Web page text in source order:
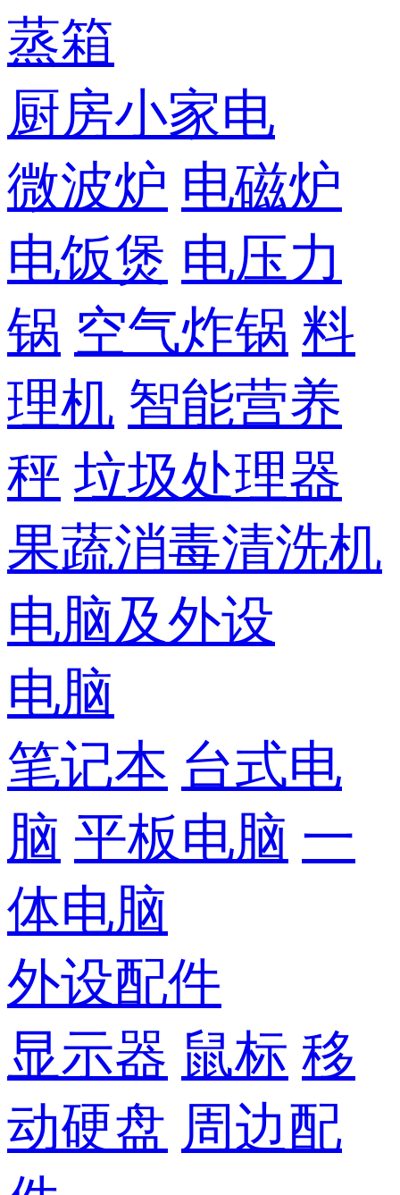
蒸箱
厨房小家电
微波炉 电磁炉
电饭煲 电压力
锅 空气炸锅 料
理机 智能营养
秤 垃圾处理器
果蔬消毒清洗机
电脑及外设
电脑
笔记本 台式电
脑 平板电脑 一
体电脑
外设配件
显示器 鼠标 移
动硬盘 周边配